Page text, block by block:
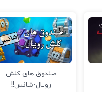
صندوق های کلش
رویال-شانس!!